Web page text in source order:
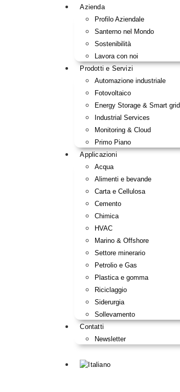
Azienda
Profilo Aziendale
Santerno nel Mondo
Sostenibilità
Lavora con noi
Prodotti e Servizi
Automazione industriale
Fotovoltaico
Energy Storage & Smart grid
Industrial Services
Monitoring & Cloud
Primo Piano
Applicazioni
Acqua
Alimenti e bevande
Carta e Cellulosa
Cemento
Chimica
HVAC
Marino & Offshore
Settore minerario
Petrolio e Gas
Plastica e gomma
Riciclaggio
Siderurgia
Sollevamento
Contatti
Newsletter